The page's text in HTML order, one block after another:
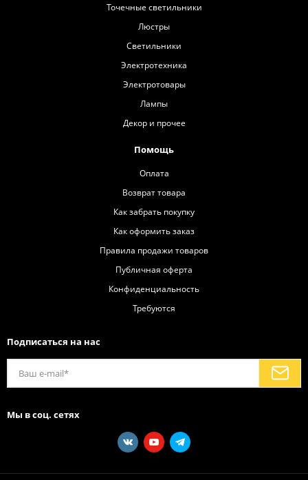
Точечные светильники
Люстры
Светильники
Электротехника
Электротовары
Лампы
Декор и прочее
Помощь
Оплата
Возврат товара
Как забрать покупку
Как оформить заказ
Правила продажи товаров
Публичная оферта
Конфиденциальность
Требуются
Подписаться на нас
Мы в соц. сетях